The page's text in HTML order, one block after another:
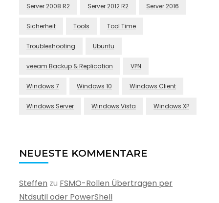
Server 2008 R2 Server 2012 R2 Server 2016
Sicherheit Tools Tool Time
Troubleshooting Ubuntu
veeam Backup & Replication VPN
Windows 7 Windows 10 Windows Client
Windows Server Windows Vista Windows XP
NEUESTE KOMMENTARE
Steffen zu FSMO-Rollen Übertragen per
Ntdsutil oder PowerShell